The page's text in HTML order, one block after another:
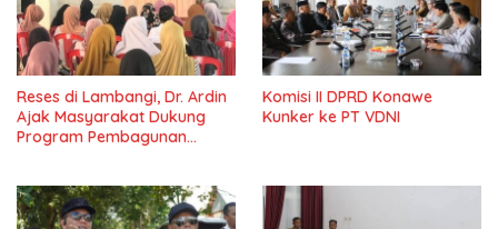
Reses di Lambangi, Dr. Ardin
Ajak Masyarakat Dukung
Program Pembagunan
Komisi II DPRD Konawe
Kunker ke PT VDNI